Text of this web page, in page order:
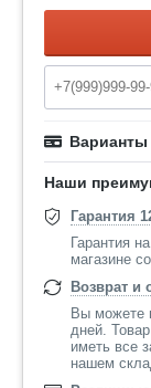
Наши
Гарантия
Гарантия
магазине
Возврат и
Вы можете
дней.
иметь все
нашем